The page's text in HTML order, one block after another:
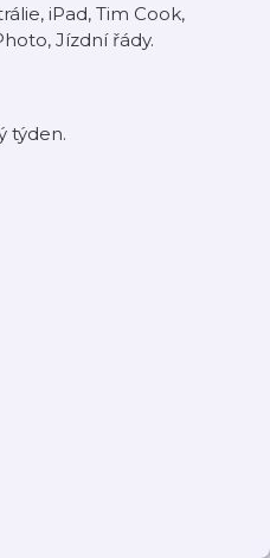
iPad, Tim Cook,
Jízdní řády.
týden.